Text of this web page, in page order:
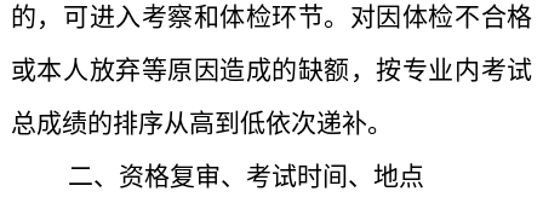
的，可进入考察和体检环节。对因体检不合格
或本人放弃等原因造成的缺额，按专业内考试
总成绩的排序从高到低依次递补。
二、资格复审、 考试时间、地点